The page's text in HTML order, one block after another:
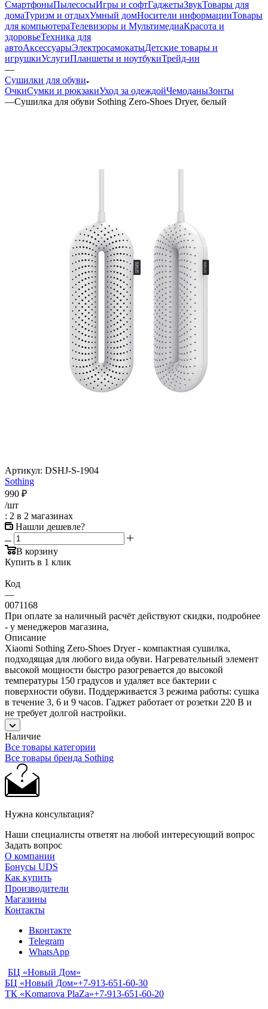
СмартфоныПылесосыИгры и софтГаджетыЗвукТовары для
домаТуризм и отдыхУмный домНосители информацииТовары
для компьютераТелевизоры и МультимедиаКрасота и
здоровьеТехника для
автоАксессуарыЭлектросамокатыДетские товары и
игрушкиУслугиПланшеты и ноутбукиТрейд-ин
—
Сушилки для обуви
ОчкиСумки и рюкзакиУход за одеждойЧемоданыЗонты
—Сушилка для обуви Sothing Zero-Shoes Dryer, белый
Артикул: DSHJ-S-1904
Sothing
990 ₽
/шт
: 2 в 2 магазинах
Нашли дешевле?
В корзину
Купить в 1 клик
Код
—
0071168
При оплате за наличный расчёт действуют скидки, подробнее
- у менеджеров магазина,
Описание
Xiaomi Sothing Zero-Shoes Dryer - компактная сушилка,
подходящая для любого вида обуви. Нагревательный элемент
высокой мощности быстро разогревается до высокой
температуры 150 градусов и удаляет все бактерии с
поверхности обуви. Поддерживается 3 режима работы: сушка
в течение 3, 6 и 9 часов. Гаджет работает от розетки 220 В и
не требует долгой настройки.
Наличие
Все товары категории
Все товары бренда Sothing
Нужна консультация?
Наши специалисты ответят на любой интересующий вопрос
Задать вопрос
О компании
Бонусы UDS
Как купить
Производители
Магазины
Контакты
Вконтакте
Telegram
WhatsApp
БЦ «Новый Дом»
БЦ «Новый Дом»+7-913-651-60-30
ТК «Komarova PlaZa»+7-913-651-60-20